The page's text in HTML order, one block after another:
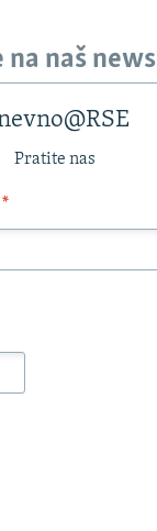
na naš
Pratite nas
*